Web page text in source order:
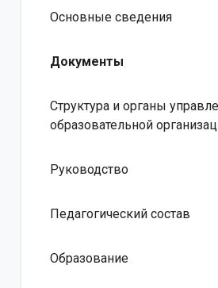
Основные сведения
Документы
Структура и органы
образовательной
Руководство
Педагогический состав
Образование